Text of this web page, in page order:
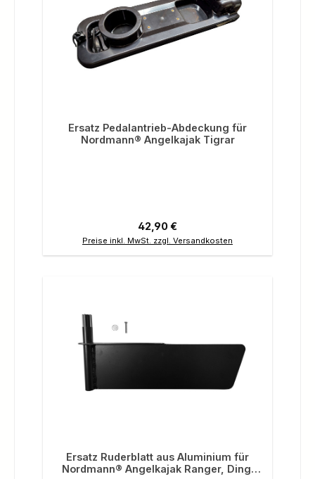
Ersatz Pedalantrieb-Abdeckung für
Nordmann® Angelkajak Tigrar
Regulärer Preis:
42,90 €
Preise inkl. MwSt. zzgl. Versandkosten
Ersatz Ruderblatt aus Aluminium für
Nordmann® Angelkajak Ranger, Dingi